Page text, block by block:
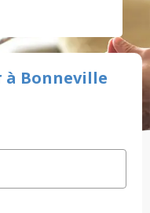
Bonneville